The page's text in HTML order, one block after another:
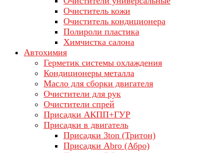
Очиститель кожи
Очиститель кондиционера
Полироли пластика
Химчистка салона
Автохимия
Герметик системы охлаждения
Кондиционеры металла
Масло для сборки двигателя
Очистители для рук
Очистители спрей
Присадки АКПП+ГУР
Присадки в двигатель
Присадки 3ton (Тритон)
Присадки Abro (Абро)